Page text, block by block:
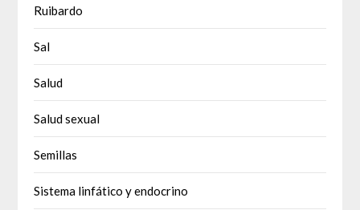
Ruibardo
Sal
Salud
Salud sexual
Semillas
Sistema linfático y endocrino